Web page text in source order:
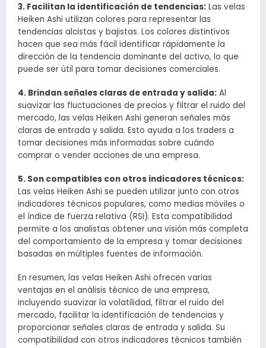
3. Facilitan la identificación de tendencias: Las velas
Heiken Ashi utilizan colores para representar las
tendencias alcistas y bajistas. Los colores distintivos
hacen que sea más fácil identificar rápidamente la
dirección de la tendencia dominante del activo, lo que
puede ser útil para tomar decisiones comerciales.
4. Brindan señales claras de entrada y salida: Al
suavizar las fluctuaciones de precios y filtrar el ruido del
mercado, las velas Heiken Ashi generan señales más
claras de entrada y salida. Esto ayuda a los traders a
tomar decisiones más informadas sobre cuándo
comprar o vender acciones de una empresa.
5. Son compatibles con otros indicadores técnicos:
Las velas Heiken Ashi se pueden utilizar junto con otros
indicadores técnicos populares, como medias móviles o
el índice de fuerza relativa (RSI). Esta compatibilidad
permite a los analistas obtener una visión más completa
del comportamiento de la empresa y tomar decisiones
basadas en múltiples fuentes de información.
En resumen, las velas Heiken Ashi ofrecen varias
ventajas en el análisis técnico de una empresa,
incluyendo suavizar la volatilidad, filtrar el ruido del
mercado, facilitar la identificación de tendencias y
proporcionar señales claras de entrada y salida. Su
compatibilidad con otros indicadores técnicos también